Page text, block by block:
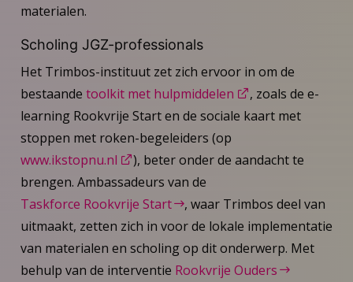
materialen.
Scholing JGZ-professionals
Het Trimbos-instituut zet zich ervoor in om de
bestaande toolkit met hulpmiddelen
, zoals de e-
learning Rookvrije Start en de sociale kaart met
stoppen met roken-begeleiders (op
www.ikstopnu.nl
), beter onder de aandacht te
brengen. Ambassadeurs van de
Taskforce Rookvrije Start
, waar Trimbos deel van
uitmaakt, zetten zich in voor de lokale implementatie
van materialen en scholing op dit onderwerp. Met
behulp van de interventie Rookvrije Ouders